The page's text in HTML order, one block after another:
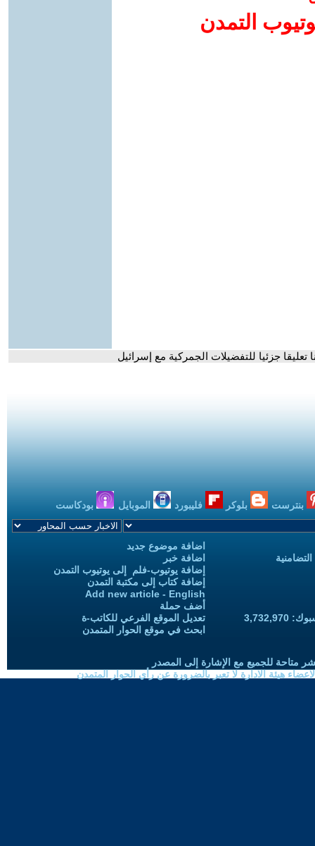
التمدن
تعليقا جزئيا للتفضيلات الجمركية مع إسرائيل
بنترست بلوكر فليبورد الموبايل بودكاست
اضافة موضوع جديد
اضافة خبر
إضافة يوتيوب-فلم إلى يوتيوب التمدن
إضافة كتاب إلى مكتبة التمدن
Add new article - English
أضف حملة
تعديل الموقع الفرعي للكاتب-ة
ابحث في موقع الحوار المتمدن
متاحة للجميع مع الإشارة إلى المصدر
هيئة الادارة لا تعبر بالضرورة عن رأي الحوار المتمدن